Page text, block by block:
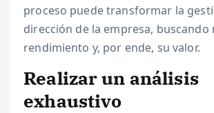
proceso puede transformar la
dirección de la empresa, buscando
rendimiento y, por ende, su valor.
Realizar un análisis
exhaustivo